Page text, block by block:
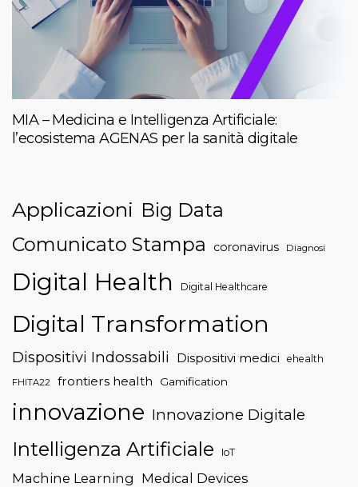
MIA – Medicina e Intelligenza Artificiale:
l’ecosistema AGENAS per la sanità digitale
Applicazioni Big Data
Comunicato Stampa
coronavirus Diagnosi
Digital Health Digital Healthcare
Digital Transformation
Dispositivi Indossabili Dispositivi medici ehealth
FHITA22 frontiers health Gamification
innovazione Innovazione Digitale
Intelligenza Artificiale IoT
Machine Learning Medical Devices